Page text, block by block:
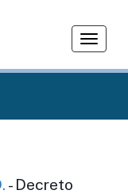
T
g
- Decreto